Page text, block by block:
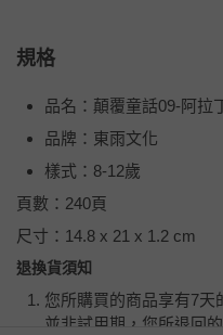
規格
品名：顛覆童話09-阿
品牌：東雨文化
樣式：8-12歲
頁數：240頁
尺寸：14.8 x 21 x 1.2 cm
退換貨須知
您所購買的商品享有7天
並非試用期，您所退回